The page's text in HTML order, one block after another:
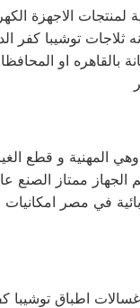
الاجهزة
توشيبا كفر
بالقاهره او
الجهاز ممتاز
في مصر امكانيات
غسالات اطباق